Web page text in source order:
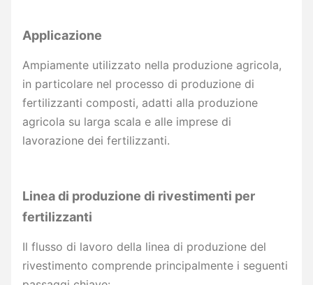
Applicazione
Ampiamente utilizzato nella produzione agricola,
in particolare nel processo di produzione di
fertilizzanti composti, adatti alla produzione
agricola su larga scala e alle imprese di
lavorazione dei fertilizzanti.
Linea di produzione di rivestimenti per
fertilizzanti
Il flusso di lavoro della linea di produzione del
rivestimento comprende principalmente i seguenti